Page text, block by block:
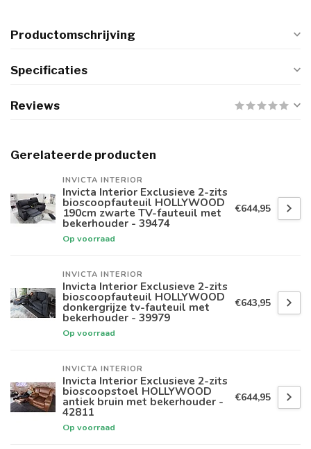
Productomschrijving
Specificaties
Reviews
Gerelateerde producten
INVICTA INTERIOR
Invicta Interior Exclusieve 2-zits
bioscoopfauteuil HOLLYWOOD
190cm zwarte TV-fauteuil met
bekerhouder - 39474
Op voorraad
€644,95
INVICTA INTERIOR
Invicta Interior Exclusieve 2-zits
bioscoopfauteuil HOLLYWOOD
donkergrijze tv-fauteuil met
bekerhouder - 39979
Op voorraad
€643,95
INVICTA INTERIOR
Invicta Interior Exclusieve 2-zits
bioscoopstoel HOLLYWOOD
antiek bruin met bekerhouder -
42811
Op voorraad
€644,95